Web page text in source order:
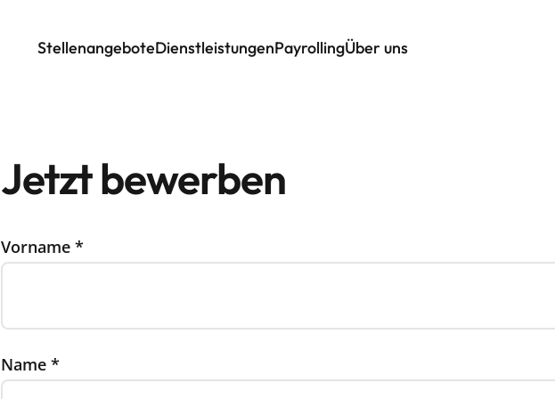
StellenangeboteDienstleistungenPayrollingÜber uns
Jetzt bewerben
Vorname *
Name *